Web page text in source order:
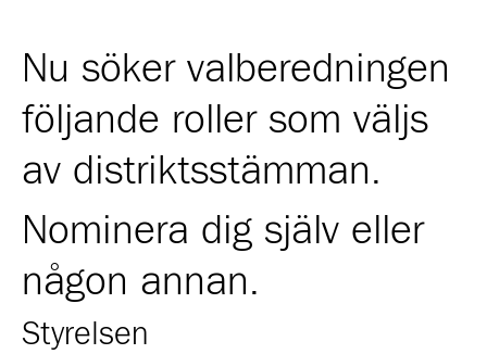
Nu söker valberedningen
följande roller som väljs
av distriktsstämman.
Nominera dig själv eller
någon annan.
Styrelsen